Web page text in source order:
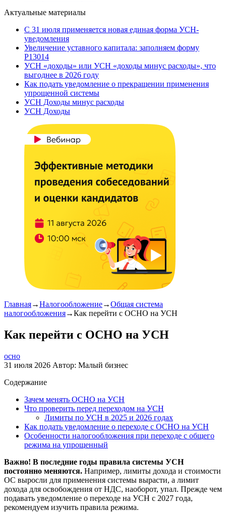
Актуальные материалы
С 31 июля применяется новая единая форма УСН-
уведомления
Увеличение уставного капитала: заполняем форму
Р13014
УСН «доходы» или УСН «доходы минус расходы», что
выгоднее в 2026 году
Как подать уведомление о прекращении применения
упрощенной системы
УСН Доходы минус расходы
УСН Доходы
Главная→Налогообложение→Общая система
налогообложения→Как перейти с ОСНО на УСН
Как перейти с ОСНО на УСН
осно
31 июля 2026 Автор: Малый бизнес
Содержание
Зачем менять ОСНО на УСН
Что проверить перед переходом на УСН
Лимиты по УСН в 2025 и 2026 годах
Как подать уведомление о переходе с ОСНО на УСН
Особенности налогообложения при переходе с общего
режима на упрощенный
Важно! В последние годы правила системы УСН
постоянно меняются. Например, лимиты дохода и стоимости
ОС выросли для применения системы вырасти, а лимит
дохода для освобождения от НДС, наоборот, упал. Прежде чем
подавать уведомление о переходе на УСН с 2027 года,
рекомендуем изучить правила режима.